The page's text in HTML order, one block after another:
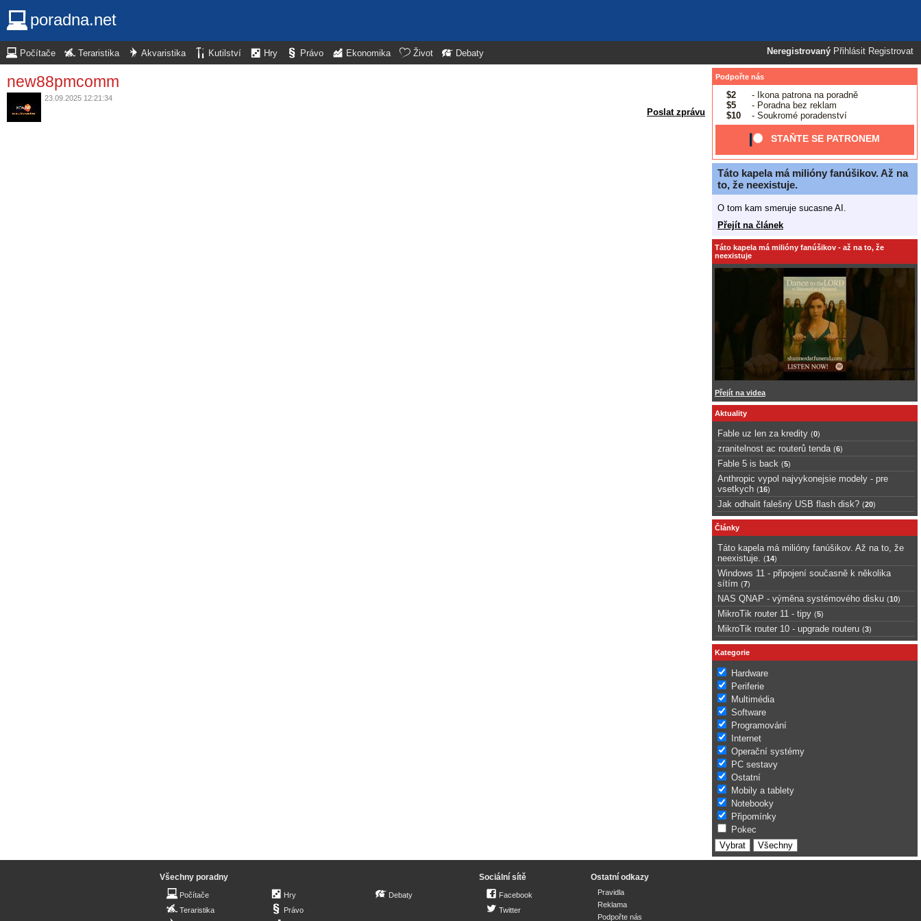
poradna.net
Neregistrovaný Přihlásit Registrovat
Počítače Teraristika Akvaristika Kutilství Hry Právo Ekonomika Život Debaty
new88pmcomm
23.09.2025 12:21:34
Poslat zprávu
Podpořte nás
$2
- Ikona patrona na poradně
$5
- Poradna bez reklam
$10
- Soukromé poradenství
STAŇTE SE PATRONEM
Táto kapela má milióny fanúšikov. Až na
to, že neexistuje.
O tom kam smeruje sucasne AI.
Přejít na článek
Táto kapela má milióny fanúšikov - až na to, že
neexistuje
Přejít na videa
Aktuality
Fable uz len za kredity (0)
zranitelnost ac routerů tenda (6)
Fable 5 is back (5)
Anthropic vypol najvykonejsie modely - pre
vsetkych (16)
Jak odhalit falešný USB flash disk? (20)
Články
Táto kapela má milióny fanúšikov. Až na to, že
neexistuje.
(14)
Windows 11 - připojení současně k několika
sítím (7)
NAS QNAP - výměna systémového disku (10)
MikroTik router 11 - tipy (5)
MikroTik router 10 - upgrade routeru (3)
Kategorie
Hardware
Periferie
Multimédia
Software
Programování
Internet
Operační systémy
PC sestavy
Ostatní
Mobily a tablety
Notebooky
Připomínky
Pokec
Všechny poradny
Počítače
Teraristika
Hry
Právo
Debaty
Sociální sítě
Facebook
Twitter
Ostatní odkazy
Pravidla
Reklama
Podpořte nás